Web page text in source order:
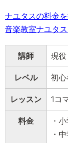
ナユタスの料金
音楽教室ナユタ
講師 現
レベル 初
レッスン 1コ
料金
・
・